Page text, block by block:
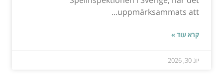
uppmärksammats att...
קרא עוד »
יונ 30, 2026